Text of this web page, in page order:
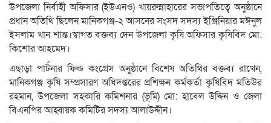
উপজেলা নির্বাহী অফিসার (ইউএনও) খায়রুন্নাহারের সভাপতিত্বে অনুষ্ঠানে
প্রধান অতিথি ছিলেন মানিকগঞ্জ-২ আসনের সংসদ সদস্য ইঞ্জিনিয়ার মঈনুল
ইসলাম খান শান্ত।স্বাগত বক্তব্য দেন উপজেলা কৃষি অফিসার কৃষিবিদ মো:
কিশোর আহমেদ।
এছাড়া পার্টনার ফিল্ড কংগ্রেস অনুষ্ঠানে বিশেষ অতিথির বক্তব্য রাখেন,
মানিকগঞ্জ কৃষি সম্প্রসারণ অধিদপ্তরের প্রশিক্ষন কর্মকর্তা কৃষিবিদ মতিউর
রহমান, উপজেলা সহকারি কমিশনার (ভূমি) মো: হাবেল উদ্দিন ও জেলা
বিএনপির আহ্বায়ক কমিটির সদস্য আলাউদ্দীন।